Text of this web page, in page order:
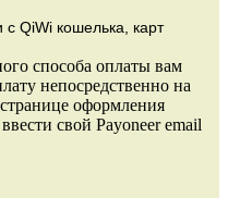
с QiWi кошелька, карт
способа оплаты вам
непосредственно на
оформления
свой Payoneer email